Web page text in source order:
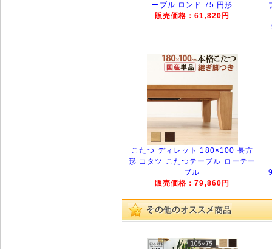
ーブル ロンド 75 円形
販売価格：61,820円
こたつ ディレット 180×100 長方
形 コタツ こたつテーブル ローテー
ブル
販売価格：79,860円